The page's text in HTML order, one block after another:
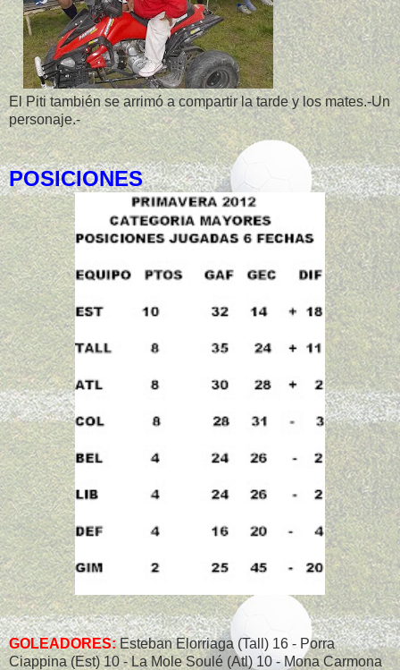
El Piti también se arrimó a compartir la tarde y los mates.-Un
personaje.-
POSICIONES
GOLEADORES:Esteban Elorriaga (Tall) 16 - Porra
Ciappina (Est) 10 - La Mole Soulé (Atl) 10 - Mona Carmona